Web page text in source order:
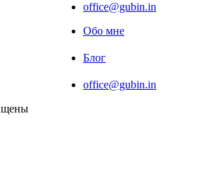
office@gubin.in
Обо мне
Блог
office@gubin.in